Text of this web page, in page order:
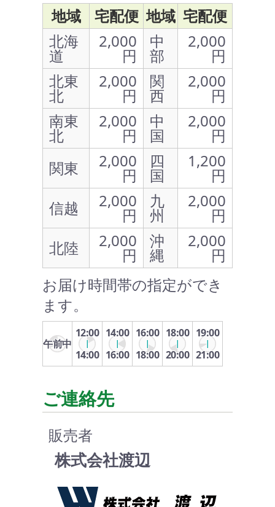
地域 宅配便 地域 宅配便
北海
道
2,000
円
中
部
2,000
円
北東
北
2,000
円
関
西
2,000
円
南東
北
2,000
円
中
国
2,000
円
関東
2,000
円
四
国
1,200
円
信越
2,000
円
九
州
2,000
円
北陸
2,000
円
沖
縄
2,000
円
お届け時間帯の指定ができ
ます。
午前中
12:00
14:00
14:00
16:00
16:00
18:00
18:00
20:00
19:00
21:00
ご連絡先
販売者
株式会社渡辺